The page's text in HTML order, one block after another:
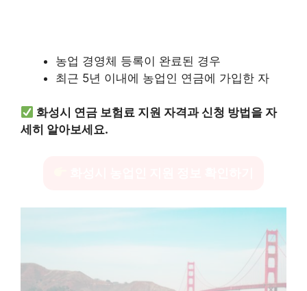
농업 경영체 등록이 완료된 경우
최근 5년 이내에 농업인 연금에 가입한 자
화성시 연금 보험료 지원 자격과 신청 방법을 자
세히 알아보세요.